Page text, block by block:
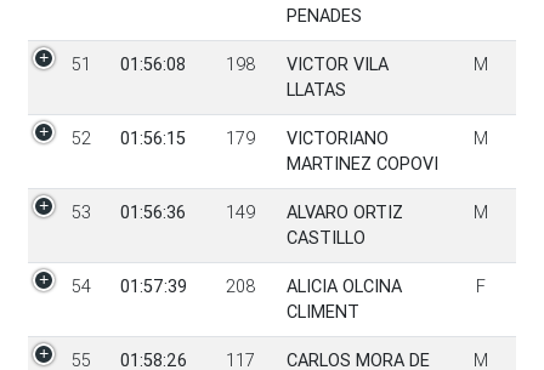
PENADES
51 01:56:08 198
VICTOR VILA
LLATAS
M
52 01:56:15 179
VICTORIANO
MARTINEZ COPOVI
M
53 01:56:36 149
ALVARO ORTIZ
CASTILLO
M
54 01:57:39 208
ALICIA OLCINA
CLIMENT
F
55 01:58:26 117
CARLOS MORA DE
M